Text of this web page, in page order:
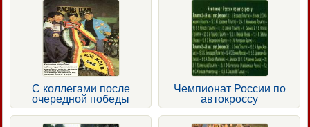
С коллегами после
очередной победы
Чемпионат России по
автокроссу